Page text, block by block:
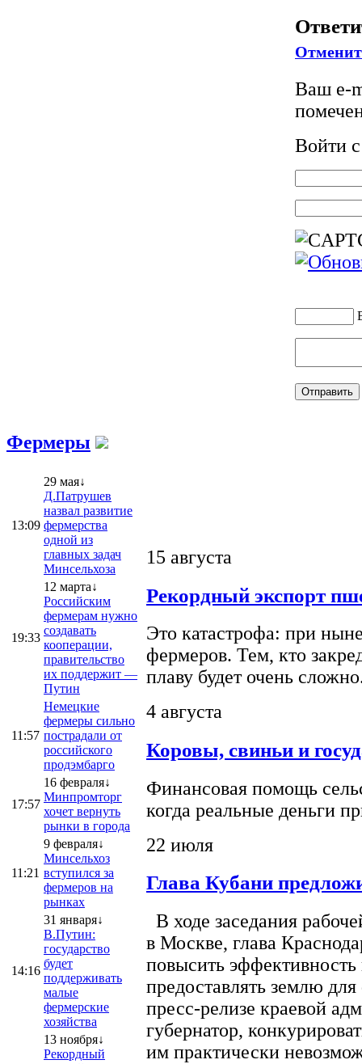
Ваш e-
Войти
Фермеры
13:09
29 мая↓
Д.Патрушев
назвал развитие
фермерства
одной из
главных задач
Минсельхоза
19:33
12 марта↓
Российским
фермерам нужно
создавать
кооперации,
правительство
их поддержит —
Путин
11:57
Немецкие
фермеры сильно
пострадали от
российского
продэмбарго
17:57
16 февраля↓
Минпромторг
хочет вернуть
рынки в города
11:21
9 февраля↓
Минсельхоз
вступился за
фермеров на
рынках
14:16
31 января↓
В.Путин:
государство
будет
поддерживать
малые
фермерские
хозяйства
13 ноября↓
Рекордный
15 августа
Рекордный экспорт
Это катастрофа: при
фермеров. Тем, кто
плаву будет очень
4 августа
Коровы, свиньи и
Финансовая помощь
когда реальные деньги
22 июля
Глава Кубани
В ходе заседания
в Москве, глава
повысить эффективность
предоставлять землю
пресс-релизе краевой
губернатор,
им практически